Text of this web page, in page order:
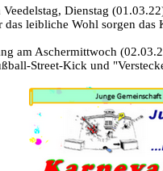
Veedelstag, Dienstag
das leibliche Wohl sorgen
am Aschermittwoch
Street-Kick und